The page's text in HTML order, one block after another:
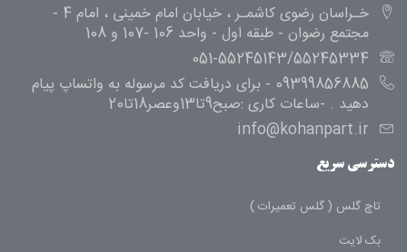
خـراسان رضوی کاشمـر ، خیابان امام خمینی ، امام 4 -
مجتمع رضوان - طبقه اول - واحد 106 -107 و 108
051-55245143/55245334
09399856885 - برای دریافت کد مرسوله به واتساپ پیام
دهید . -ساعات کاری :صبح9تا13وعصر18تا20
info@kohanpart.ir
دسترسی سریع
تاچ گلس ( گلس تعمیرات )
بک لایت